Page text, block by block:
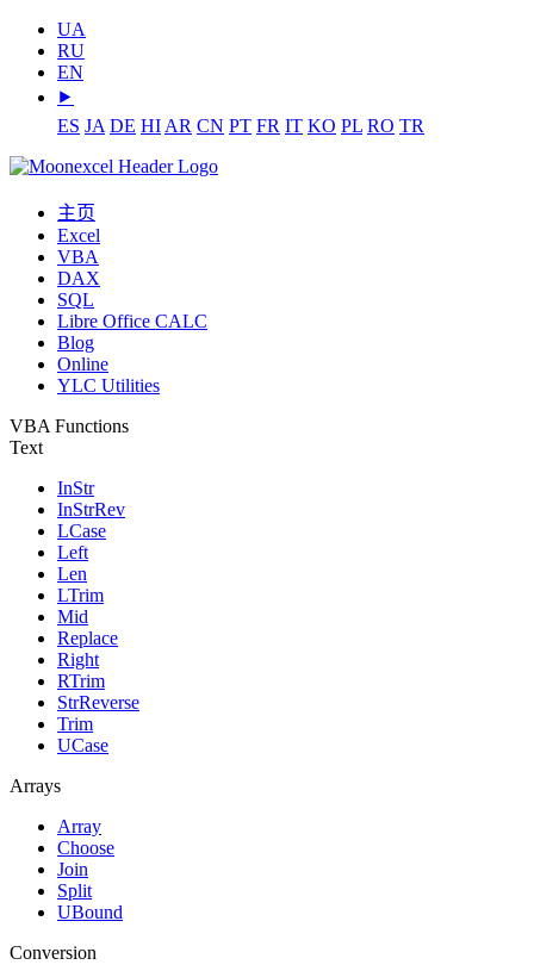
UA
RU
EN
⯈
ES JA DE HI AR CN PT FR IT KO PL RO TR
主页
Excel
VBA
DAX
SQL
Libre Office CALC
Blog
Online
YLC Utilities
VBA Functions
Text
InStr
InStrRev
LCase
Left
Len
LTrim
Mid
Replace
Right
RTrim
StrReverse
Trim
UCase
Arrays
Array
Choose
Join
Split
UBound
Conversion